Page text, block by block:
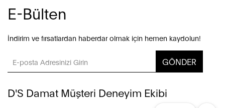
E-Bülten
İndirim ve fırsatlardan haberdar olmak için hemen kaydolun!
GÖNDER
D'S Damat Müşteri Deneyim Ekibi